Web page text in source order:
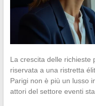
La crescita delle richieste
riservata a una ristretta
Parigi non è più un lusso
attori del settore eventi